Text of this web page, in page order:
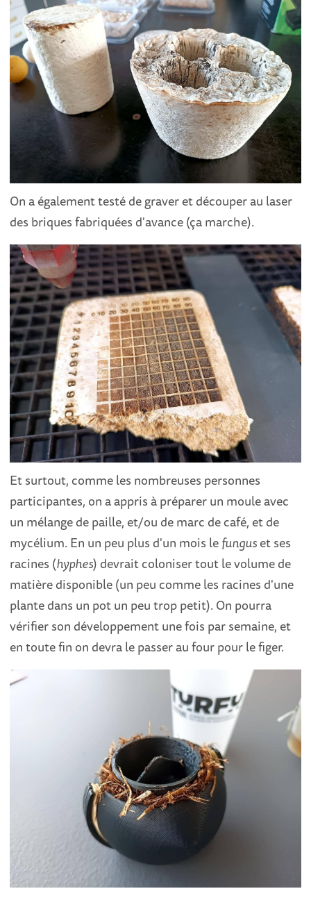
On a également testé de graver et découper au laser
des briques fabriquées d'avance (ça marche).
Et surtout, comme les nombreuses personnes
participantes, on a appris à préparer un moule avec
un mélange de paille, et/ou de marc de café, et de
mycélium. En un peu plus d'un mois lefunguset ses
racines (hyphes) devrait coloniser tout le volume de
matière disponible (un peu comme les racines d'une
plante dans un pot un peu trop petit). On pourra
vérifier son développement une fois par semaine, et
en toute fin on devra le passer au four pour le figer.